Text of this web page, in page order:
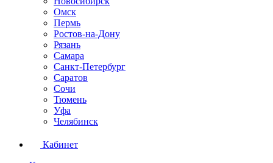
Омск
Пермь
Ростов-на-Дону
Рязань
Самара
Санкт-Петербург
Саратов
Сочи
Тюмень
Уфа
Челябинск
Кабинет